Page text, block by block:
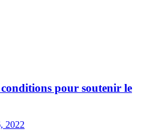
conditions pour soutenir le
2022